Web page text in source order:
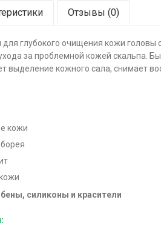
Отзывы (0)
глубокого очищения кожи головы
за проблемной кожей скальпа.
выделение кожного сала, снимает
кожи
силиконы и красители